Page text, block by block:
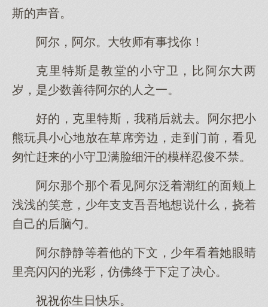
斯的声音。
阿尔，阿尔。大牧师有事找你！
克里特斯是教堂的小守卫，比阿尔大两
岁，是少数善待阿尔的人之一。
好的，克里特斯，我稍后就去。阿尔把小
熊玩具小心地放在草席旁边，走到门前，看见
匆忙赶来的小守卫满脸细汗的模样忍俊不禁。
阿尔那个那个看见阿尔泛着潮红的面颊上
浅浅的笑意，少年支支吾吾地想说什么，挠着
自己的后脑勺。
阿尔静静等着他的下文，少年看着她眼睛
里亮闪闪的光彩，仿佛终于下定了决心。
祝祝你生日快乐。